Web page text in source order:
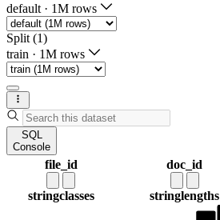
default · 1M rows
Split (1)
train · 1M rows
SQL
Console
file_id
stringclasses
doc_id
stringlengths